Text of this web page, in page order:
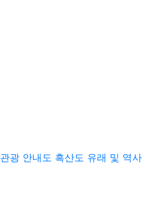
관광 안내도 흑산도 유래 및 역사